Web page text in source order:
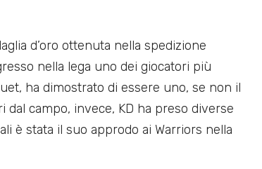
d’oro ottenuta nella spedizione
nella lega uno dei giocatori più
ha dimostrato di essere uno, se non il
dal campo, invece, KD ha preso diverse
è stata il suo approdo ai Warriors nella